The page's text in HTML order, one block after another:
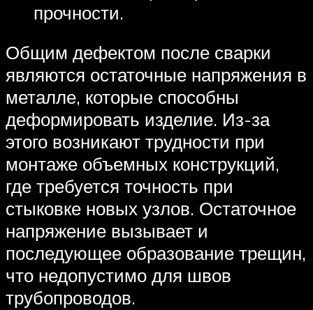
прочности.
Общим дефектом после сварки
являются остаточные напряжения в
металле, которые способны
деформировать изделие. Из-за
этого возникают трудности при
монтаже объемных конструкций,
где требуется точность при
стыковке новых узлов. Остаточное
напряжение вызывает и
последующее образование трещин,
что недопустимо для швов
трубопроводов.